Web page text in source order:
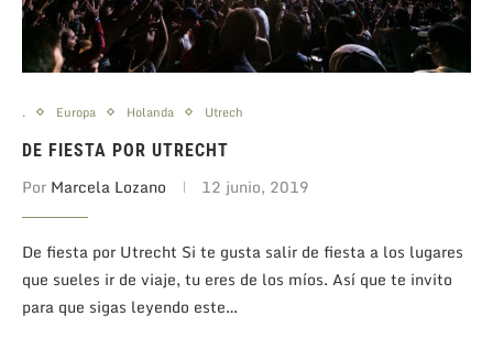
. Europa Holanda Utrech
DE FIESTA POR UTRECHT
Por Marcela Lozano 12 junio, 2019
De fiesta por Utrecht Si te gusta salir de fiesta a los lugares
que sueles ir de viaje, tu eres de los míos. Así que te invito
para que sigas leyendo este…